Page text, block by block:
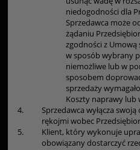
niedogodności dla
Sprzedawca może
żądaniu
zgodności z
w sposób wybrany
niemożliwe lub w
sposobem
sprzedaży
Koszty naprawy lub
4.
Sprzedawca wyłącza
rękojmi wobec
5.
Klient, który wykonuje
obowiązany dostarczyć